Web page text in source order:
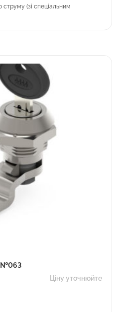
струму (зі спеціальним
№063
Ціну уточнюйте